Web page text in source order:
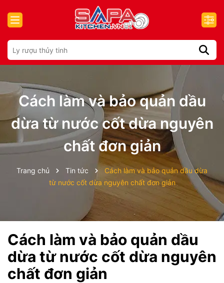
Cách làm và bảo quản dầu
dừa từ nước cốt dừa nguyên
chất đơn giản
Trang chủ Tin tức
Cách làm và bảo quản dầu dừa
từ nước cốt dừa nguyên chất đơn giản
Cách làm và bảo quản dầu
dừa từ nước cốt dừa nguyên
chất đơn giản